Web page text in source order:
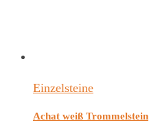
Einzelsteine
Achat weiß Trommelstein